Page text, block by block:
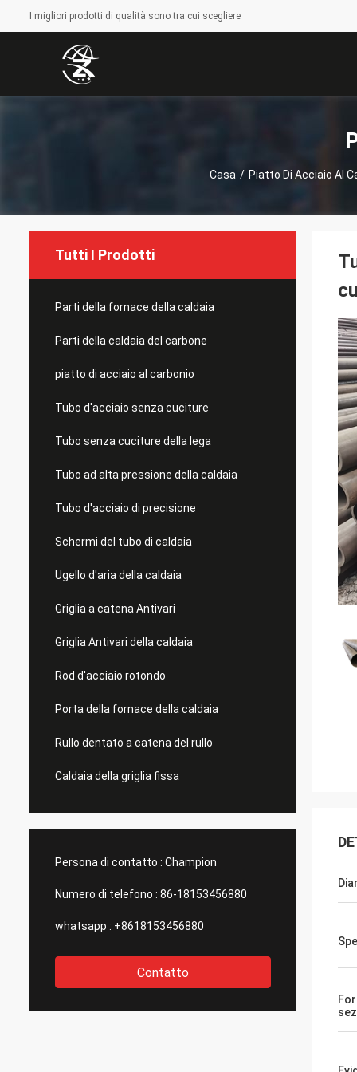
I migliori prodotti di qualità sono tra cui scegliere
Casa / Piatto Di Acciaio Al
Tutti I Prodotti
Parti della fornace della caldaia
Parti della caldaia del carbone
piatto di acciaio al carbonio
Tubo d'acciaio senza cuciture
Tubo senza cuciture della lega
Tubo ad alta pressione della caldaia
Tubo d'acciaio di precisione
Schermi del tubo di caldaia
Ugello d'aria della caldaia
Griglia a catena Antivari
Griglia Antivari della caldaia
Rod d'acciaio rotondo
Porta della fornace della caldaia
Rullo dentato a catena del rullo
Caldaia della griglia fissa
Persona di contatto : Champion
Numero di telefono : 86-18153456880
whatsapp : +8618153456880
Contatto